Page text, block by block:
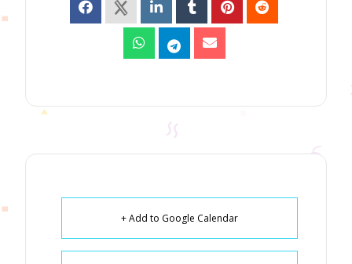
+ Add to Google Calendar